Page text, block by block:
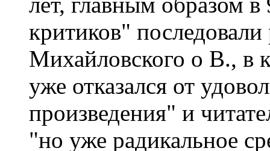
критиков"
Михайловского о В., в
уже отказался от
произведения" и
"но уже радикальное